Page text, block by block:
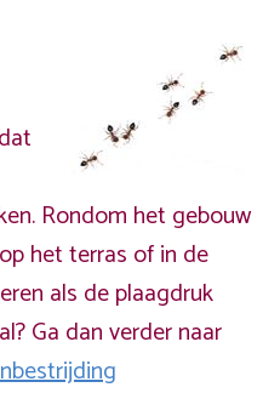
Rondom het gebouw
het terras of in de
als de plaagdruk
Ga dan verder naar